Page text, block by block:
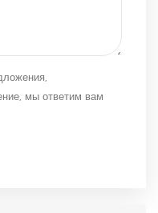
мы ответим вам